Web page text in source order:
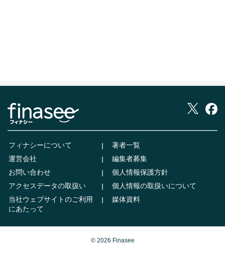
フィナシーについて
著者一覧
運営会社
編集者募集
お問い合わせ
個人情報保護方針
アクセスデータの取扱い
個人情報の取扱いについて
当社ウェブサイトのご利用
にあたって
媒体資料
© 2026 Finasee